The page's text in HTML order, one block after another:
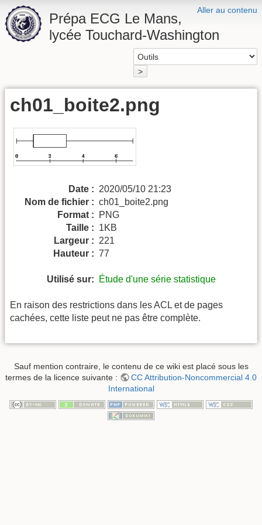
Aller au contenu
Prépa ECG Le Mans,
lycée Touchard-Washington
>
ch01_boite2.png
Date : 2020/05/10 21:23
Nom de fichier : ch01_boite2.png
Format :
PNG
Taille : 1KB
Largeur : 221
Hauteur : 77
Utilisé sur: Étude d'une série statistique
En raison des restrictions dans les ACL et de pages
cachées, cette liste peut ne pas être complète.
Sauf mention contraire, le contenu de ce wiki est placé sous les
termes de la licence suivante :
CC Attribution-Noncommercial 4.0
International